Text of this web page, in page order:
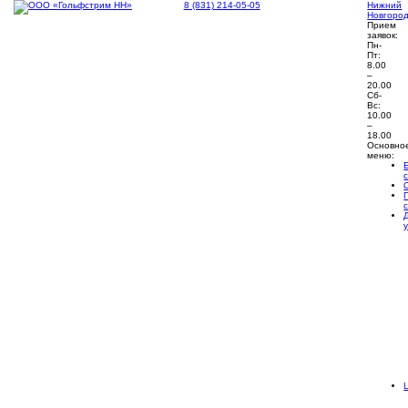
8 (831) 214-05-05
Нижний
Прием
заявок:
Пн-
Пт:
8.00
–
20.00
Сб-
Вс:
10.00
–
18.00
меню: